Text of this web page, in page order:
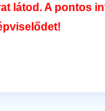
látod. A pontos